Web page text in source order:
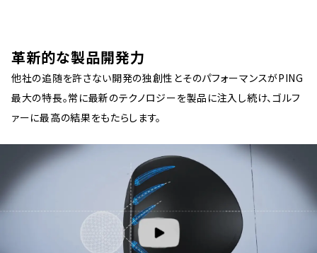
革新的な製品開発力
他社の追随を許さない開発の独創性とそのパフォーマンスがPING
最大の特長。常に最新のテクノロジーを製品に注入し続け、ゴルフ
ァーに最高の結果をもたらします。